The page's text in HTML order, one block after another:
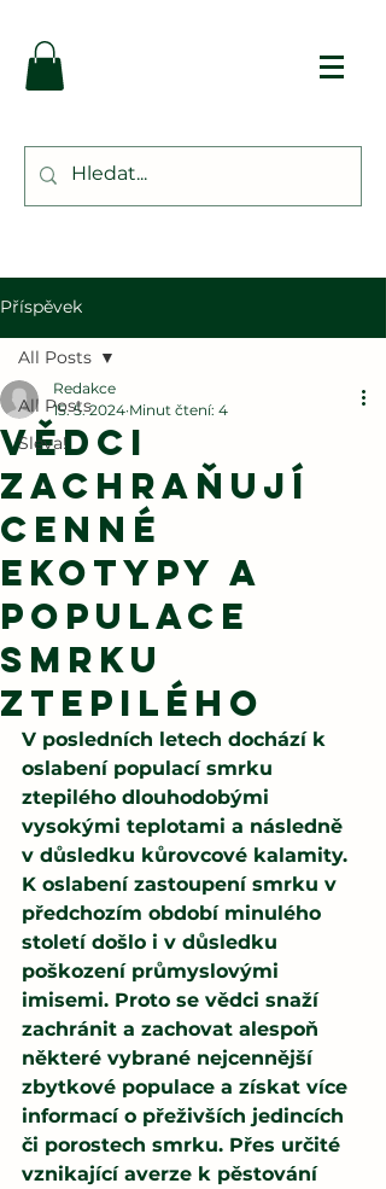
Příspěvek
All Posts
Sleva!
All Posts
Vědci
zachraňují
cenné
ekotypy a
populace
smrku
ztepilého
Redakce
15. 5. 2024 Minut čtení: 4
V posledních letech dochází k
oslabení populací smrku
ztepilého dlouhodobými
vysokými teplotami a následně
v důsledku kůrovcové kalamity.
K oslabení zastoupení smrku v
předchozím období minulého
století došlo i v důsledku
poškození průmyslovými
imisemi. Proto se vědci snaží
zachránit a zachovat alespoň
některé vybrané nejcennější
zbytkové populace a získat více
informací o přeživších jedincích
či porostech smrku. Přes určité
vznikající averze k pěstování